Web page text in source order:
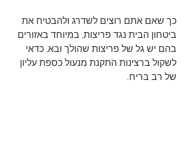
כך שאם אתם רוצים לשדרג ולהבטיח את
ביטחון הבית נגד פריצות, במיוחד באזורים
בהם יש גל של פריצות שהולך ובא, כדאי
לשקול ברצינות התקנת מנעול כספת עליון
של רב בריח.